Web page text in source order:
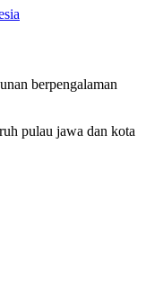
berpengalaman
pulau jawa dan kota